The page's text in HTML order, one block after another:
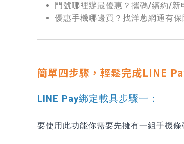
門號哪裡辦最優惠？攜碼/續約/新
優惠手機哪邊買？找洋蔥網通有保
簡單四步驟，輕鬆完成LINE
LINE Pay綁定載具步驟一：
要使用此功能你需要先擁有一組手機條